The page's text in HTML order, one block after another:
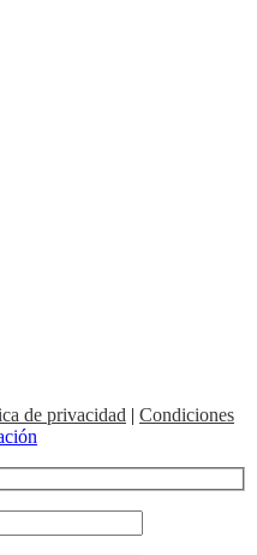
de privacidad | Condiciones